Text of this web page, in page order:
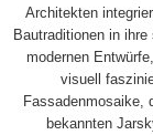
Architekten
Bautraditionen in
modernen
visuell
Fassadenmosaike,
bekannten